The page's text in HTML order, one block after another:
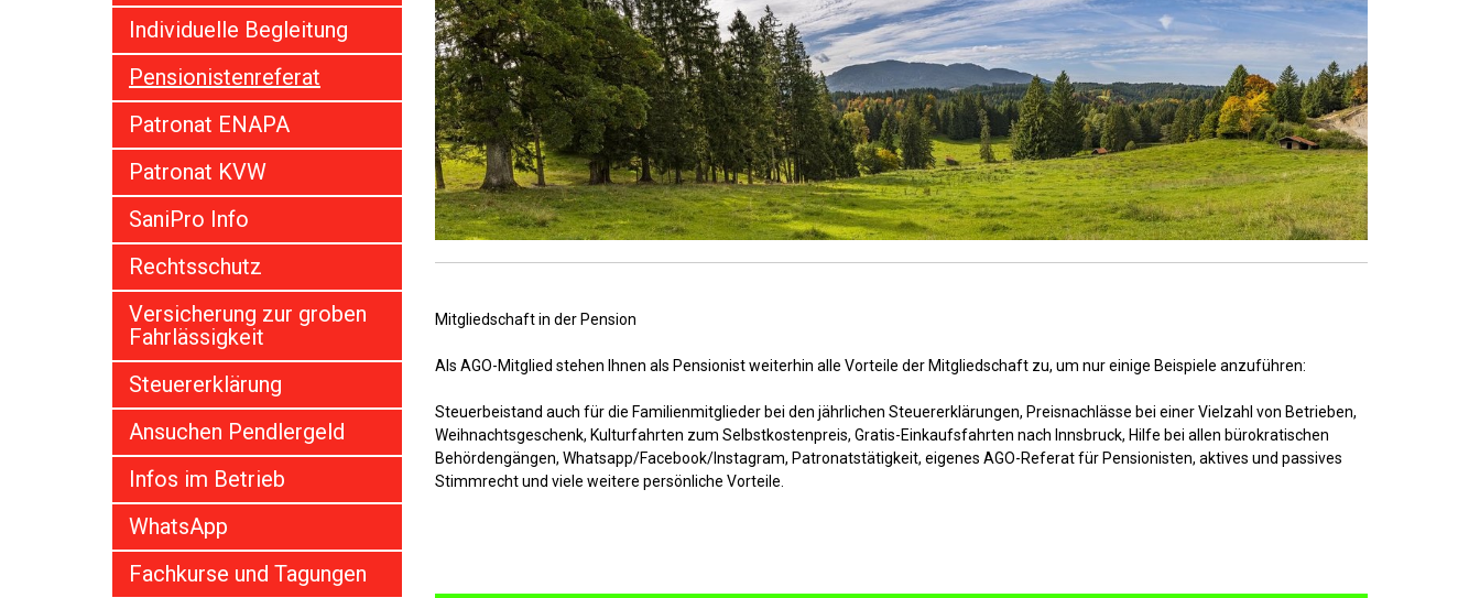
Individuelle Begleitung
Pensionistenreferat
Patronat ENAPA
Patronat KVW
SaniPro Info
Rechtsschutz
Versicherung zur groben
Fahrlässigkeit
Steuererklärung
Ansuchen Pendlergeld
Infos im Betrieb
WhatsApp
Fachkurse und Tagungen
Mitgliedschaft in der Pension
Als AGO-Mitglied stehen Ihnen als Pensionist weiterhin alle Vorteile der Mitgliedschaft zu, um nur einige Beispiele anzuführen:
Steuerbeistand auch für die Familienmitglieder bei den jährlichen Steuererklärungen, Preisnachlässe bei einer Vielzahl von Betrieben,
Weihnachtsgeschenk, Kulturfahrten zum Selbstkostenpreis, Gratis-Einkaufsfahrten nach Innsbruck, Hilfe bei allen bürokratischen
Behördengängen, Whatsapp/Facebook/Instagram, Patronatstätigkeit, eigenes AGO-Referat für Pensionisten, aktives und passives
Stimmrecht und viele weitere persönliche Vorteile.